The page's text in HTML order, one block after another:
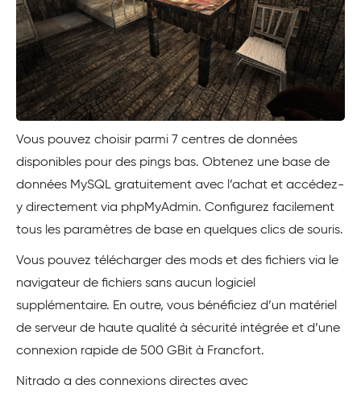
Vous pouvez choisir parmi 7 centres de données
disponibles pour des pings bas. Obtenez une base de
données MySQL gratuitement avec l’achat et accédez-
y directement via phpMyAdmin. Configurez facilement
tous les paramètres de base en quelques clics de souris.
Vous pouvez télécharger des mods et des fichiers via le
navigateur de fichiers sans aucun logiciel
supplémentaire. En outre, vous bénéficiez d’un matériel
de serveur de haute qualité à sécurité intégrée et d’une
connexion rapide de 500 GBit à Francfort.
Nitrado a des connexions directes avec